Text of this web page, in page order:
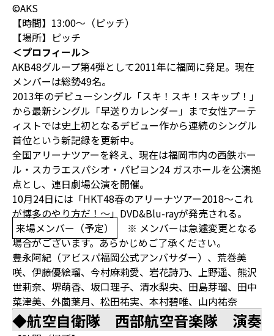
©AKS
【時間】13:00～（ピッチ）
【場所】ピッチ
＜プロフィール＞
AKB48グループ第4弾として2011年に福岡に発足。現在
メンバーは総勢49名。
2013年のデビューシングル「スキ！スキ！スキップ！」
から最新シングル「早送りカレンダー」まで女性アーテ
ィストでは史上初となるデビュー作から連続のシングル
首位という新記録を更新中。
全国アリーナツアーを終え、現在は福岡市内の西鉄ホー
ル・スカラエスパシオ・パピヨン24 ガスホールを公演拠
点とし、連日劇場公演を開催。
10月24日には「HKT48春のアリーナツアー2018～これ
が博多のやり方だ！～」DVD&Blu-rayが発売される。
来場メンバー（予定）
※ メンバーは急遽変更となる
場合がございます。あらかじめご了承ください。
豊永阿紀（アビスパ福岡公式アンバサダー）、荒巻美
咲、伊藤優絵瑠、今村麻莉愛、岩花詩乃、上野遥、熊沢
世莉奈、堺萌香、坂口理子、清水梨央、田島芽瑠、田中
菜津美、外薗葉月、松田祐実、本村碧唯、山内祐奈
◆航空自衛隊 西部航空音楽隊 演奏